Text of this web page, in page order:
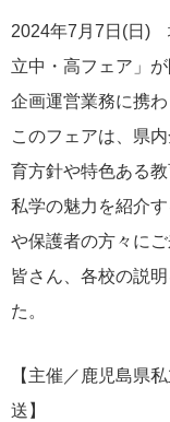
2024年7月7日(日)
立中・高フェア」が
企画運営業務に携わ
このフェアは、県
育方針や特色ある教
私学の魅力を紹介
や保護者の方々にご
皆さん、各校の説
た。
【主催／鹿児島県
送】